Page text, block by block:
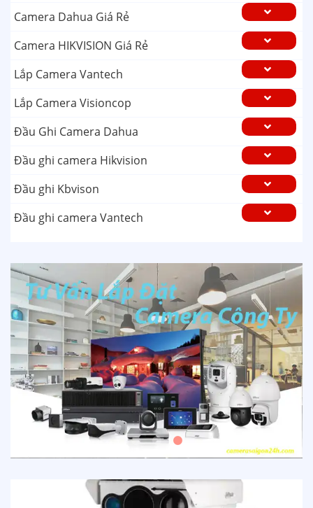
Camera Dahua Giá Rẻ
Camera HIKVISION Giá Rẻ
Lắp Camera Vantech
Lắp Camera Visioncop
Đầu Ghi Camera Dahua
Đầu ghi camera Hikvision
Đầu ghi Kbvison
Đầu ghi camera Vantech